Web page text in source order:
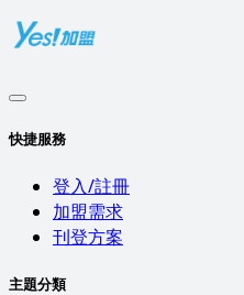
快捷服務
登入/註冊
加盟需求
刊登方案
主題分類